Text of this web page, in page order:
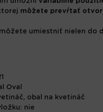
môžete prevŕtať otvor
môžete umiestniť nielen do
Oval
obal na kvetináč
nie